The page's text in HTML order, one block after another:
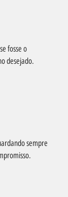
fosse o
desejado.
sempre